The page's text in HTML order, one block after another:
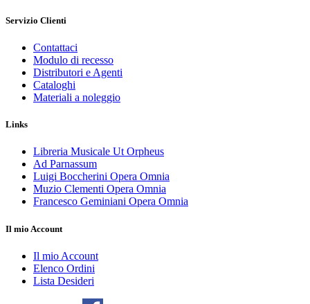
Servizio Clienti
Contattaci
Modulo di recesso
Distributori e Agenti
Cataloghi
Materiali a noleggio
Links
Libreria Musicale Ut Orpheus
Ad Parnassum
Luigi Boccherini Opera Omnia
Muzio Clementi Opera Omnia
Francesco Geminiani Opera Omnia
Il mio Account
Il mio Account
Elenco Ordini
Lista Desideri